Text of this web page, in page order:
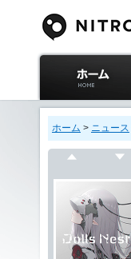
ニトロプラス公式
サイト ホーム
ホーム > ニュース